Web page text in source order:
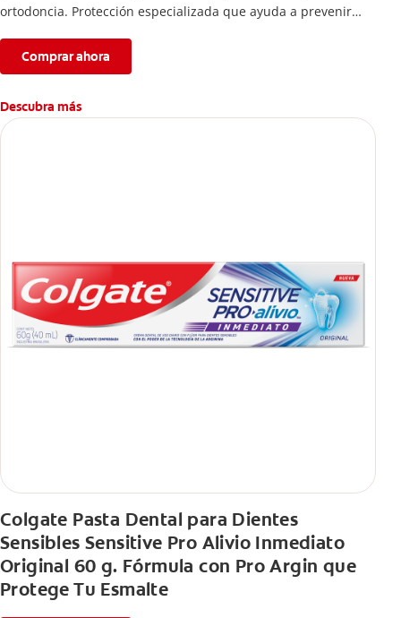
ortodoncia. Protección especializada que ayuda a prevenir
Comprar ahora
Descubra más
Colgate Pasta Dental para Dientes
Sensibles Sensitive Pro Alivio Inmediato
Original 60 g. Fórmula con Pro Argin que
Protege Tu Esmalte